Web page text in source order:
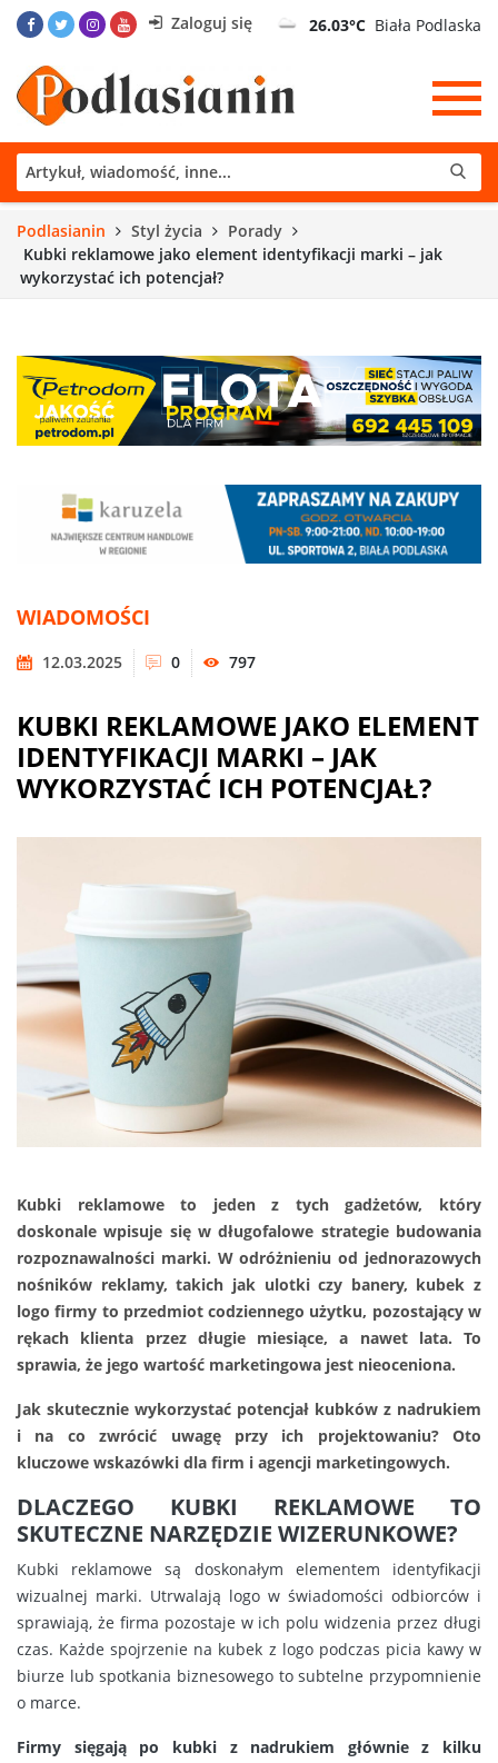
Zaloguj się 26.03°C Biała Podlaska
Podlasianin Styl życia
Porady
Kubki reklamowe jako element identyfikacji marki – jak
wykorzystać ich potencjał?
WIADOMOŚCI
12.03.2025 0 797
KUBKI REKLAMOWE JAKO ELEMENT
IDENTYFIKACJI MARKI – JAK
WYKORZYSTAĆ ICH POTENCJAŁ?
Kubki reklamowe to jeden z tych gadżetów, który
doskonale wpisuje się w długofalowe strategie budowania
rozpoznawalności marki. W odróżnieniu od jednorazowych
nośników reklamy, takich jak ulotki czy banery, kubek z
logo firmy to przedmiot codziennego użytku, pozostający w
rękach klienta przez długie miesiące, a nawet lata. To
sprawia, że jego wartość marketingowa jest nieoceniona.
Jak skutecznie wykorzystać potencjał kubków z nadrukiem
i na co zwrócić uwagę przy ich projektowaniu? Oto
kluczowe wskazówki dla firm i agencji marketingowych.
DLACZEGO KUBKI REKLAMOWE TO
SKUTECZNE NARZĘDZIE WIZERUNKOWE?
Kubki reklamowe są doskonałym elementem identyfikacji
wizualnej marki. Utrwalają logo w świadomości odbiorców i
sprawiają, że firma pozostaje w ich polu widzenia przez długi
czas. Każde spojrzenie na kubek z logo podczas picia kawy w
biurze lub spotkania biznesowego to subtelne przypomnienie
o marce.
Firmy sięgają po kubki z nadrukiem głównie z kilku